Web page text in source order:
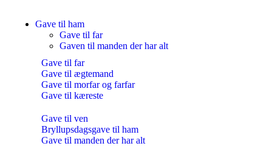
Gave til ham
Gave til far
Gaven til manden der har alt
Gave til far
Gave til ægtemand
Gave til morfar og farfar
Gave til kæreste
Gave til ven
Bryllupsdagsgave til ham
Gave til manden der har alt